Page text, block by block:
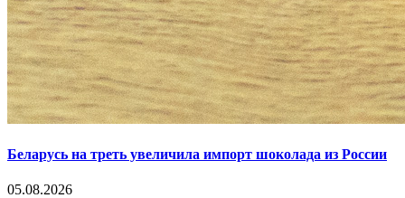
Беларусь на треть увеличила импорт шоколада из России
05.08.2026